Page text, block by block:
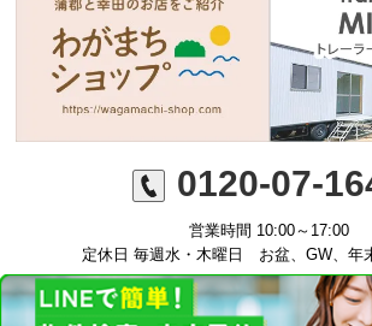
0120-07-
営業時間 10:00～17:00
定休日 毎週水・木曜日 お盆、GW、年